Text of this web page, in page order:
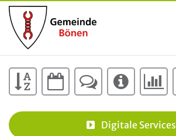
Digitale Services